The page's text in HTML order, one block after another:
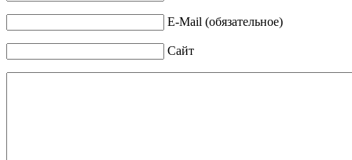
E-Mail (обязательное)
Сайт